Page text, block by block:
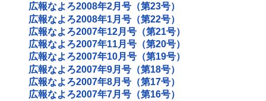
広報なよろ2008年2月号（第23号）
広報なよろ2008年1月号（第22号）
広報なよろ2007年12月号（第21号）
広報なよろ2007年11月号（第20号）
広報なよろ2007年10月号（第19号）
広報なよろ2007年9月号（第18号）
広報なよろ2007年8月号（第17号）
広報なよろ2007年7月号（第16号）